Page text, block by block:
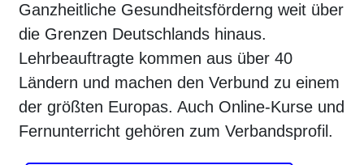
Ganzheitliche Gesundheitsförderng weit über
die Grenzen Deutschlands hinaus.
Lehrbeauftragte kommen aus über 40
Ländern und machen den Verbund zu einem
der größten Europas. Auch Online-Kurse und
Fernunterricht gehören zum Verbandsprofil.